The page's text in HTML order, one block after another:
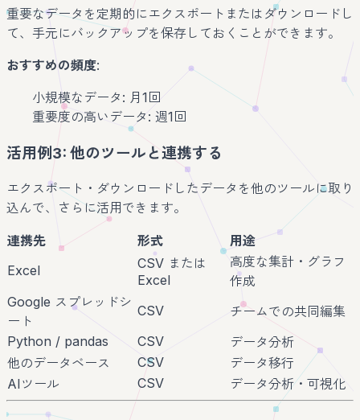
重要なデータを定期的にエクスポートまたはダウンロードし
て、手元にバックアップを保存しておくことができます。
おすすめの頻度:
小規模なデータ: 月1回
重要度の高いデータ: 週1回
活用例3: 他のツールと連携する
エクスポート・ダウンロードしたデータを他のツールに取り
込んで、さらに活用できます。
連携先 形式
用途
Excel
CSV または
Excel
高度な集計・グラフ
作成
Google スプレッドシ
ート
CSV
チームでの共同編集
Python / pandas
CSV
データ分析
他のデータベース
CSV
データ移行
AIツール
CSV データ分析・可視化